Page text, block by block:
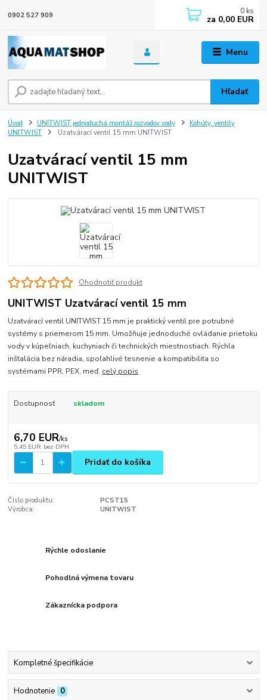
Menu
Hľadať
0902 527 909 0 ks
za 0,00 EUR
Úvod UNITWIST jednoduchá montáž rozvodov vody
Kohúty, ventily
UNITWIST
Uzatvárací ventil 15 mm UNITWIST
Uzatvárací ventil 15 mm
UNITWIST
Ohodnotiť produkt
UNITWIST Uzatvárací ventil 15 mm
Uzatvárací ventil UNITWIST 15 mm je praktický ventil pre potrubné
systémy s priemerom 15 mm. Umožňuje jednoduché ovládanie prietoku
vody v kúpeľniach, kuchyniach či technických miestnostiach. Rýchla
inštalácia bez náradia, spoľahlivé tesnenie a kompatibilita so
systémami PPR, PEX, meď. celý popis
Dostupnosť skladom
6,70 EUR/ks
5,45 EUR bez DPH
Pridať do košíka
Číslo produktu:
PCST15
Výrobca:
UNITWIST
Rýchle odoslanie
Pohodlná výmena tovaru
Zákaznícka podpora
Kompletné špecifikácie
Hodnotenie 0